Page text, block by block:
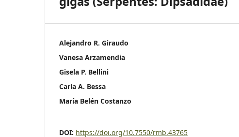
Alejandro R. Giraudo
Vanesa Arzamendia
Gisela P. Bellini
Carla A. Bessa
María Belén Costanzo
DOI: https://doi.org/10.7550/rmb.43765